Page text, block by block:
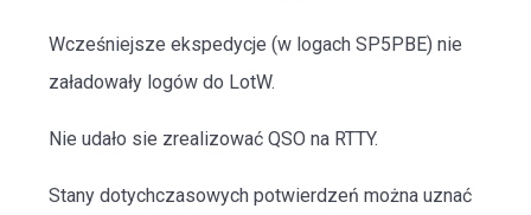
Wcześniejsze ekspedycje (w logach SP5PBE) nie
załadowały logów do LotW.
Nie udało sie zrealizować QSO na RTTY.
Stany dotychczasowych potwierdzeń można uznać